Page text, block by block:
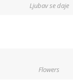
Ljubav se daje
Flowers